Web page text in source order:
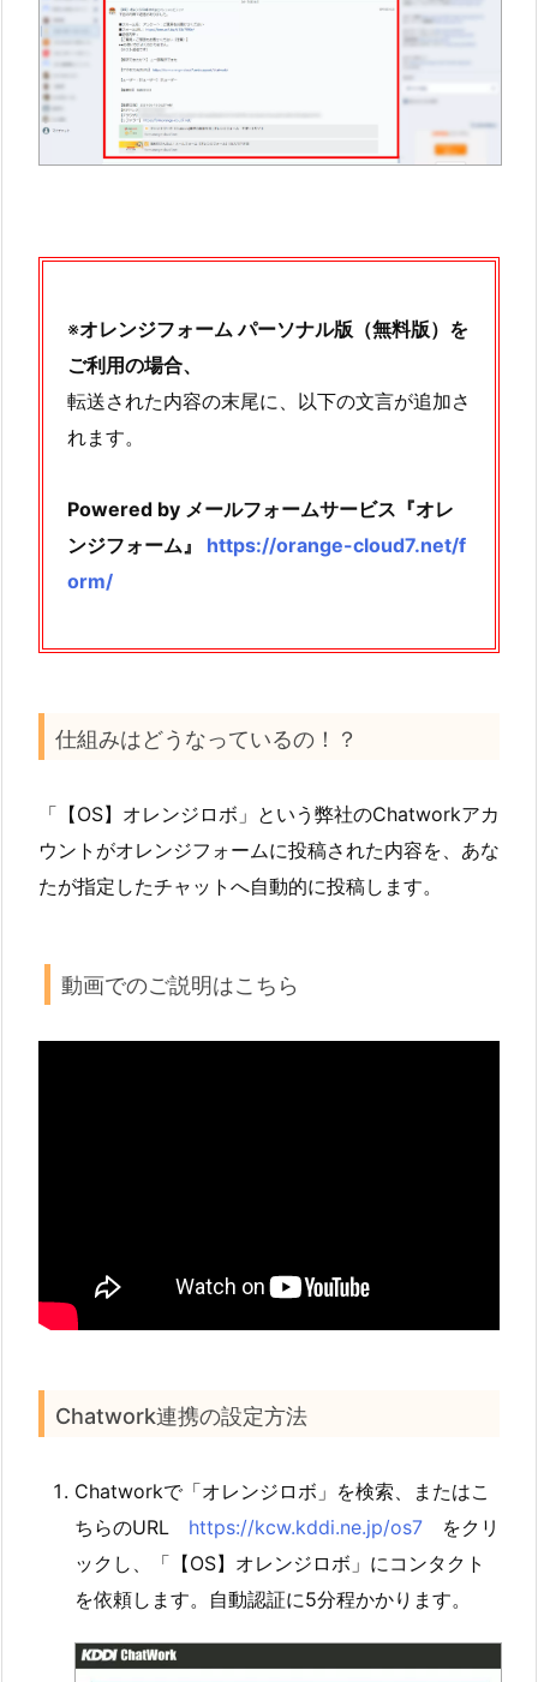
※オレンジフォーム パーソナル版（無料版）を
ご利用の場合、
転送された内容の末尾に、以下の文言が追加さ
れます。
Powered by メールフォームサービス『オレ
ンジフォーム』 https://orange-cloud7.net/f
orm/
仕組みはどうなっているの！？
「【OS】オレンジロボ」という弊社のChatworkアカ
ウントがオレンジフォームに投稿された内容を、あな
たが指定したチャットへ自動的に投稿します。
動画でのご説明はこちら
Chatwork連携の設定方法
Chatworkで「オレンジロボ」を検索、またはこ
ちらのURL https://kcw.kddi.ne.jp/os7 をクリ
ックし、「【OS】オレンジロボ」にコンタクト
を依頼します。自動認証に5分程かかります。